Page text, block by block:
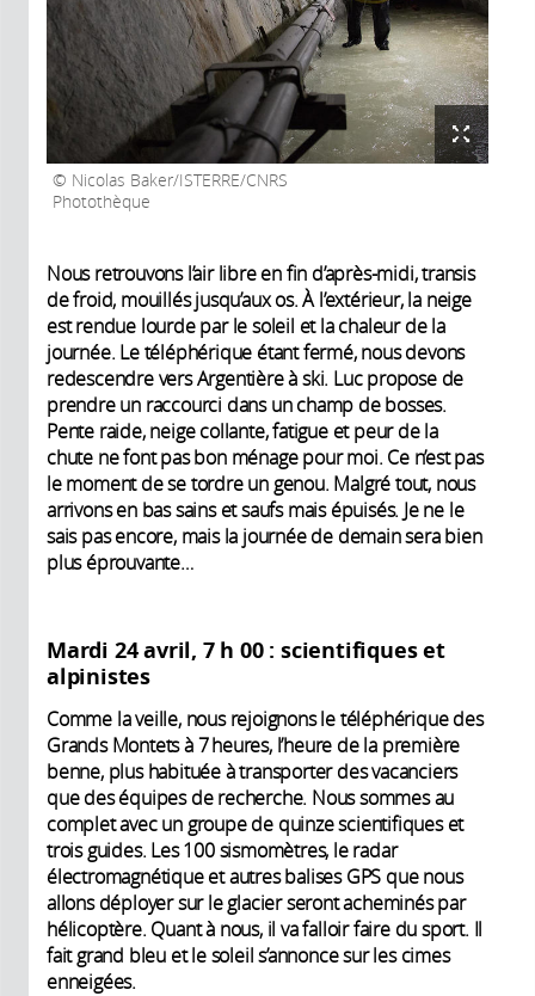
Nicolas Baker/ISTERRE/CNRS
Photothèque
Nous retrouvons l’air libre en fin d’après-midi, transis
de froid, mouillés jusqu’aux os. À l’extérieur, la neige
est rendue lourde par le soleil et la chaleur de la
journée. Le téléphérique étant fermé, nous devons
redescendre vers Argentière à ski. Luc propose de
prendre un raccourci dans un champ de bosses.
Pente raide, neige collante, fatigue et peur de la
chute ne font pas bon ménage pour moi. Ce n’est pas
le moment de se tordre un genou. Malgré tout, nous
arrivons en bas sains et saufs mais épuisés. Je ne le
sais pas encore, mais la journée de demain sera bien
plus éprouvante…
Mardi 24 avril, 7 h 00 : scientifiques et
alpinistes
Comme la veille, nous rejoignons le téléphérique des
Grands Montets à 7 heures, l’heure de la première
benne, plus habituée à transporter des vacanciers
que des équipes de recherche. Nous sommes au
complet avec un groupe de quinze scientifiques et
trois guides. Les 100 sismomètres, le radar
électromagnétique et autres balises GPS que nous
allons déployer sur le glacier seront acheminés par
hélicoptère. Quant à nous, il va falloir faire du sport. Il
fait grand bleu et le soleil s’annonce sur les cimes
enneigées.